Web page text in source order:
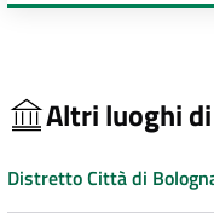
Altri luoghi
Distretto Città di